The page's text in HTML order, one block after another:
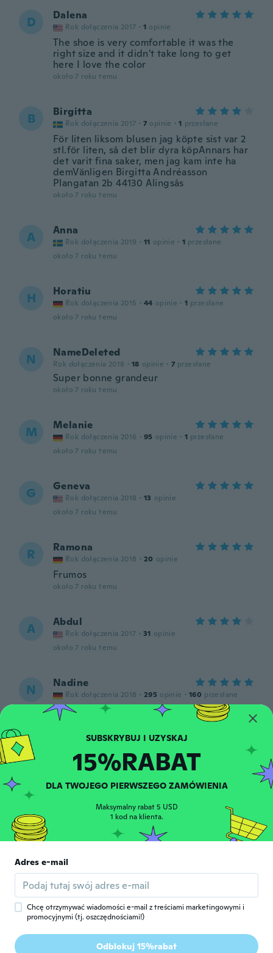
D Dalena
Rok dołączenia 2017 · 1 opinie
The shoe is very comfortable it was the
right size and it didn't take long to get
here I love the color
około 7 roku temu
B Birgitta
Rok dołączenia 2017 · 7 opinie · 1 przesłane
För liten liksom blusen jag köpte sist var 2
stl.för liten, så det blir dyra köpAnnars har
det varit fina saker, men jag kam inte ha
demVänligen Birgitta Andréasson
Plangatan 2b 44130 Alingsås
około 7 roku temu
A Anna
Rok dołączenia 2019 · 11 opinie · 1 przesłane
około 7 roku temu
H Horatiu
Rok dołączenia 2015 · 44 opinie · 1 przesłane
około 7 roku temu
N NameDeleted
Rok dołączenia 2018 · 18 opinie · 7 przesłane
Super bonne grandeur
około 7 roku temu
M Melanie
Rok dołączenia 2016 · 95 opinie · 1 przesłane
około 7 roku temu
G Geneva
Rok dołączenia 2018 · 13 opinie
około 7 roku temu
R Ramona
Rok dołączenia 2018 · 20 opinie
Frumos
około 7 roku temu
A Abdul
Rok dołączenia 2017 · 31 opinie
około 7 roku temu
N Nadine
Rok dołączenia 2018 · 295 opinie · 160 przesłane
Die Schuhe sind genau so wie in der
Beschreibung steht . Einfach klasse sehr
leicht die Schuhe. Kann ich nur weiter
empfehlen Daumen hoch
około 7 roku temu
I Isabela
Rok dołączenia 2018 97 opinie
Comprei,gostei e aprovei. Pena que fico
muito pequeno 😌
około 7 roku temu
K Katiany
Rok dołączenia 2017 · 1
Inma
Rok dołączenia 2017 · 37 opinie
15%RABAT
DLA TWOJEGO PIERWSZEGO ZAMÓWIENIA
Maksymalny rabat 5 USD
1 kod na klienta.
Adres e-mail
Chcę otrzymywać wiadomości e-mail z treściami marketingowymi i
promocyjnymi (tj. oszczędnościami!)
Odblokuj 15%rabat